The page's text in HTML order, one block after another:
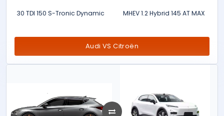
30 TDI 150 S-Tronic Dynamic MHEV 1.2 Hybrid 145 AT MAX
Audi VS Citroën